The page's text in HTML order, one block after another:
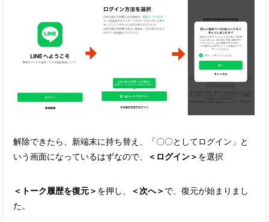
解除できたら、新端末に持ち替え、「〇〇としてログイン」と
いう画面になっているはずなので、
＜ログイン＞ を選択
＜トーク履歴を復元＞ を押し、 ＜次へ＞ で、復元が始まりまし
た。